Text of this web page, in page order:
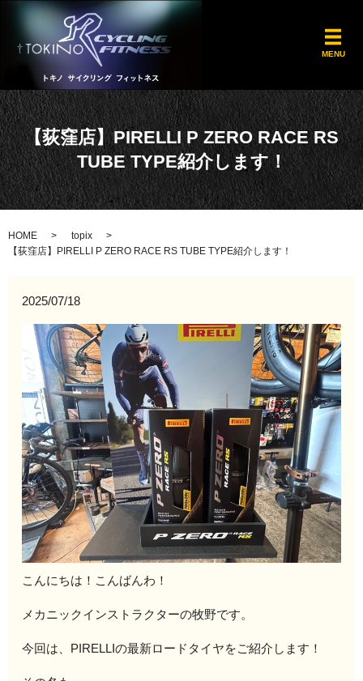
MENU
【荻窪店】PIRELLI P ZERO RACE RS
TUBE TYPE紹介します！
HOME
topix
【荻窪店】PIRELLI P ZERO RACE RS TUBE TYPE紹介します！
2025/07/18
こんにちは！こんばんわ！
メカニックインストラクターの牧野です。
今回は、PIRELLIの最新ロードタイヤをご紹介します！